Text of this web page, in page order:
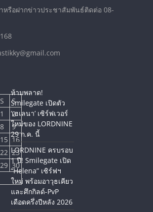
รือฝากข่าวประชาสัมพันธ์ติดต่อ 08-
S
S
1
2
8
9
15 16
22 23
29 30
ห้ามพลาด!
Smilegate เปิดตัว
‘เฮเลนา’ เซิร์ฟเวอร์
ใหม่ของ LORDNINE
29 ก.ค. นี้
LORDNINE ครบรอบ
1 ปี! Smilegate เปิด
“Helena” เซิร์ฟฯ
ใหม่ พร้อมอาวุธเคียว
และศึกกิลด์-PvP
เดือดครึ่งปีหลัง 2026